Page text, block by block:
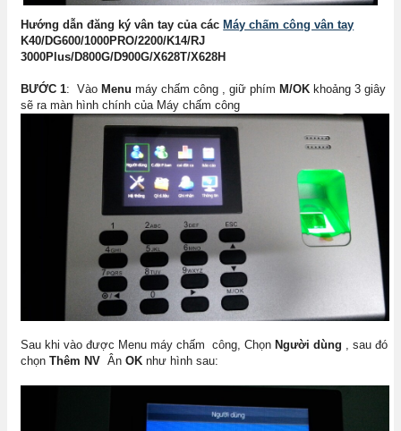
Hướng dẫn đăng ký vân tay của các Máy chấm công vân tay
K40/DG600/1000PRO/2200/K14/RJ
3000Plus/D800G/D900G/X628T/X628H
BƯỚC 1: Vào Menumáy chấm công , giữ phím M/OK khoảng 3 giây
sẽ ra màn hình chính của Máy chấm công
Sau khi vào được Menu máy chấm công, ChọnNgười dùng , sau đó
chọnThêm NV ÂnOK như hình sau: